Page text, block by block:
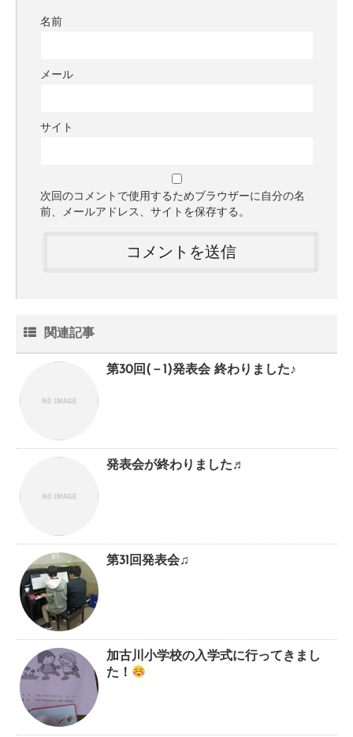
名前
メール
サイト
次回のコメントで使用するためブラウザーに自分の名
前、メールアドレス、サイトを保存する。
関連記事
第30回(－1)発表会 終わりました♪
発表会が終わりました♬
第31回発表会♫
加古川小学校の入学式に行ってきまし
た！